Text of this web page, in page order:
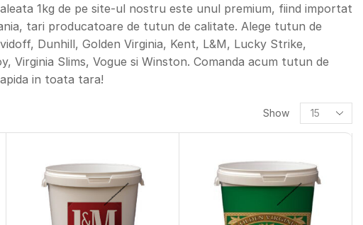
1kg de pe site-ul nostru este unul premium, fiind importat
tari producatoare de tutun de calitate. Alege tutun de
Dunhill, Golden Virginia, Kent, L&M, Lucky Strike,
Virginia Slims, Vogue si Winston. Comanda acum tutun de
in toata tara!
Show